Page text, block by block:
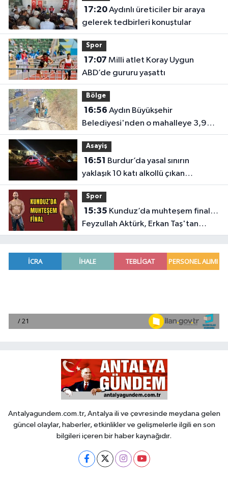
17:20Aydınlı üreticiler bir araya
gelerek tedbirleri konuştular
Spor
17:07
ABD’de gururu yaşattı
Bölge
16:56
Belediyesi'nden o mahalleye 3,9
milyon TL’lik yatırım
Asayiş
16:51
yaklaşık 10 katı alkollü çıkan
sürücüye büyük ceza
Spor
15:35
Feyzullah Aktürk, Erkan Taş'tan
Kırkpınar'ın rövanşını aldı
Antalyagundem.com.tr, Antalya ili ve çevresinde meydana gelen
güncel olaylar, haberler, etkinlikler ve gelişmelerle ilgili en son
bilgileri içeren bir haber kaynağıdır.